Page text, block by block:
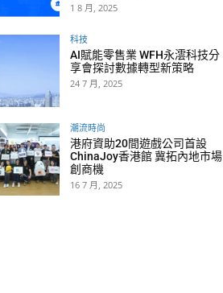
1 8 月, 2025
科技
AI賦能零售業 WFH永澐科技分
享會探討數據轉型新策略
24 7 月, 2025
潮流時尚
港府資助20間遊戲公司首設
ChinaJoy香港館 冀拓內地市場
創商機
16 7 月, 2025